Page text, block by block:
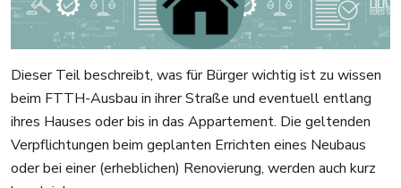
Dieser Teil beschreibt, was für Bürger wichtig ist zu wissen
beim FTTH-Ausbau in ihrer Straße und eventuell entlang
ihres Hauses oder bis in das Appartement. Die geltenden
Verpflichtungen beim geplanten Errichten eines Neubaus
oder bei einer (erheblichen) Renovierung, werden auch kurz